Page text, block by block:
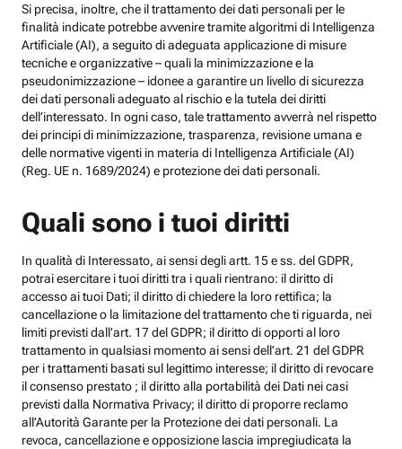
Si precisa, inoltre, che il trattamento dei dati personali per le
finalità indicate potrebbe avvenire tramite algoritmi di Intelligenza
Artificiale (AI), a seguito di adeguata applicazione di misure
tecniche e organizzative – quali la minimizzazione e la
pseudonimizzazione – idonee a garantire un livello di sicurezza
dei dati personali adeguato al rischio e la tutela dei diritti
dell’interessato. In ogni caso, tale trattamento avverrà nel rispetto
dei principi di minimizzazione, trasparenza, revisione umana e
delle normative vigenti in materia di Intelligenza Artificiale (AI)
(Reg. UE n. 1689/2024) e protezione dei dati personali.
Quali sono i tuoi diritti
In qualità di Interessato, ai sensi degli artt. 15 e ss. del GDPR,
potrai esercitare i tuoi diritti tra i quali rientrano: il diritto di
accesso ai tuoi Dati; il diritto di chiedere la loro rettifica; la
cancellazione o la limitazione del trattamento che ti riguarda, nei
limiti previsti dall’art. 17 del GDPR; il diritto di opporti al loro
trattamento in qualsiasi momento ai sensi dell’art. 21 del GDPR
per i trattamenti basati sul legittimo interesse; il diritto di revocare
il consenso prestato ; il diritto alla portabilità dei Dati nei casi
previsti dalla Normativa Privacy; il diritto di proporre reclamo
all’Autorità Garante per la Protezione dei dati personali. La
revoca, cancellazione e opposizione lascia impregiudicata la